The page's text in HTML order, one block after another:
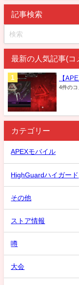
記事検索
最新の人気記事(コ
【
4件のコ
カテゴリー
APEXモバイル
HighGuardハイガード
その他
ストア情報
噂
大会